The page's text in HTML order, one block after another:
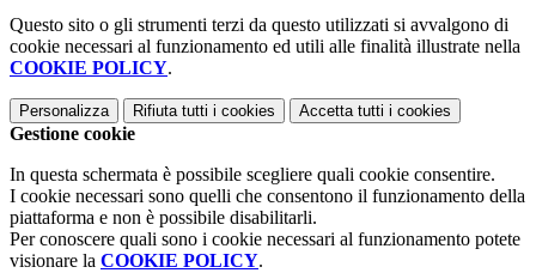
Questo sito o gli strumenti terzi da questo utilizzati si avvalgono di
cookie necessari al funzionamento ed utili alle finalità illustrate nella
COOKIE POLICY.
Personalizza Rifiuta tutti i cookies Accetta tutti i cookies
Gestione cookie
In questa schermata è possibile scegliere quali cookie consentire.
I cookie necessari sono quelli che consentono il funzionamento della
piattaforma e non è possibile disabilitarli.
Per conoscere quali sono i cookie necessari al funzionamento potete
visionare la COOKIE POLICY.